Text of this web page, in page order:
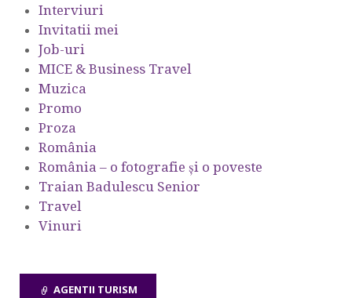
Interviuri
Invitatii mei
Job-uri
MICE & Business Travel
Muzica
Promo
Proza
România
România – o fotografie şi o poveste
Traian Badulescu Senior
Travel
Vinuri
AGENTII TURISM